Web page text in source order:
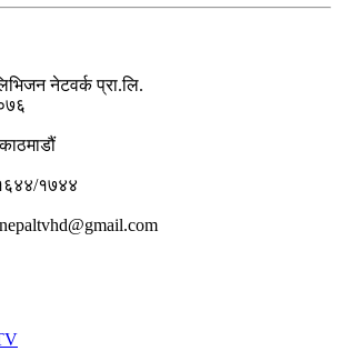
नेटवर्क प्रा.लि.
१७४४